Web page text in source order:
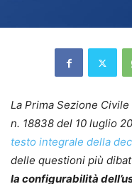
La Prima Sezione
n. 18838 del 10 luglio
testo integrale della
delle questioni più
la configurabilità